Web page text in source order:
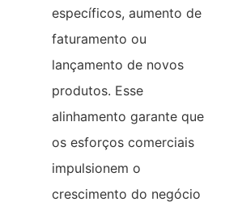
específicos, aumento de
faturamento ou
lançamento de novos
produtos. Esse
alinhamento garante que
os esforços comerciais
impulsionem o
crescimento do negócio